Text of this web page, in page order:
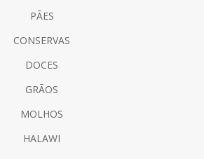
PÃES
CONSERVAS
DOCES
GRÃOS
MOLHOS
HALAWI